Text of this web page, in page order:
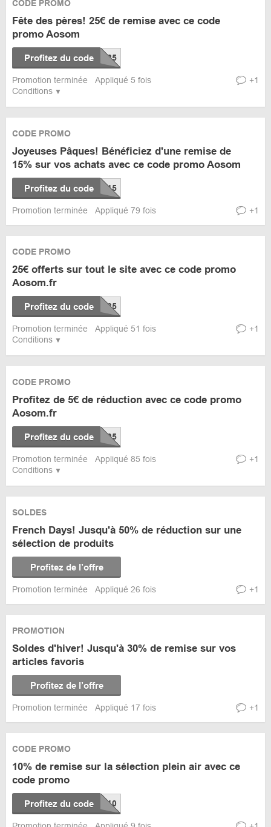
Conditions
CODE PROMO
Fête des pères! 25€ de remise avec ce code
promo Aosom
Profitez du code
Promotion terminée Appliqué 5 fois +1
CODE PROMO
Joyeuses Pâques! Bénéficiez d'une remise de
15% sur vos achats avec ce code promo Aosom
Profitez du code
Promotion terminée Appliqué 79 fois +1
Conditions
CODE PROMO
25€ offerts sur tout le site avec ce code promo
Aosom.fr
Profitez du code
Promotion terminée Appliqué 51 fois +1
Conditions
CODE PROMO
Profitez de 5€ de réduction avec ce code promo
Aosom.fr
Profitez du code
Promotion terminée Appliqué 85 fois +1
SOLDES
French Days! Jusqu'à 50% de réduction sur une
sélection de produits
Profitez de l’offre
Promotion terminée Appliqué 26 fois +1
PROMOTION
Soldes d'hiver! Jusqu'à 30% de remise sur vos
articles favoris
Profitez de l’offre
Promotion terminée Appliqué 17 fois +1
CODE PROMO
10% de remise sur la sélection plein air avec ce
code promo
Profitez du code